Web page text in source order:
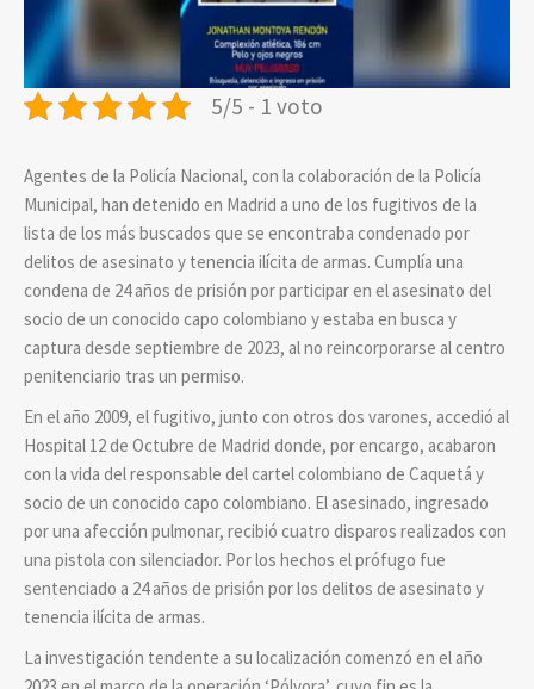
5/5 - 1 voto
Agentes de la Policía Nacional, con la colaboración de la Policía
Municipal, han detenido en Madrid a uno de los fugitivos de la
lista de los más buscados que se encontraba condenado por
delitos de asesinato y tenencia ilícita de armas. Cumplía una
condena de 24 años de prisión por participar en el asesinato del
socio de un conocido capo colombiano y estaba en busca y
captura desde septiembre de 2023, al no reincorporarse al centro
penitenciario tras un permiso.
En el año 2009, el fugitivo, junto con otros dos varones, accedió al
Hospital 12 de Octubre de Madrid donde, por encargo, acabaron
con la vida del responsable del cartel colombiano de Caquetá y
socio de un conocido capo colombiano. El asesinado, ingresado
por una afección pulmonar, recibió cuatro disparos realizados con
una pistola con silenciador. Por los hechos el prófugo fue
sentenciado a 24 años de prisión por los delitos de asesinato y
tenencia ilícita de armas.
La investigación tendente a su localización comenzó en el año